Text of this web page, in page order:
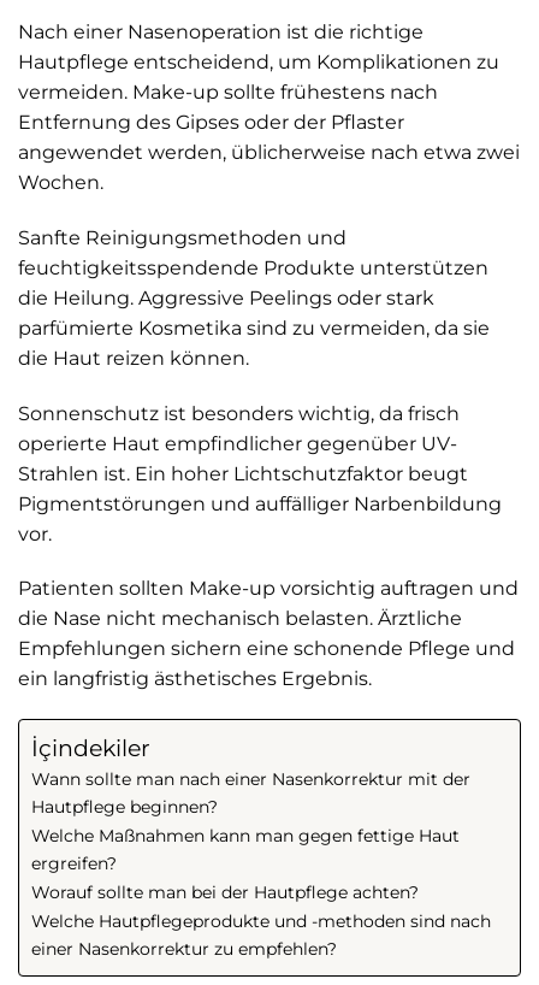
Nach einer Nasenoperation ist die richtige
Hautpflege entscheidend, um Komplikationen zu
vermeiden. Make-up sollte frühestens nach
Entfernung des Gipses oder der Pflaster
angewendet werden, üblicherweise nach etwa zwei
Wochen.
Sanfte Reinigungsmethoden und
feuchtigkeitsspendende Produkte unterstützen
die Heilung. Aggressive Peelings oder stark
parfümierte Kosmetika sind zu vermeiden, da sie
die Haut reizen können.
Sonnenschutz ist besonders wichtig, da frisch
operierte Haut empfindlicher gegenüber UV-
Strahlen ist. Ein hoher Lichtschutzfaktor beugt
Pigmentstörungen und auffälliger Narbenbildung
vor.
Patienten sollten Make-up vorsichtig auftragen und
die Nase nicht mechanisch belasten. Ärztliche
Empfehlungen sichern eine schonende Pflege und
ein langfristig ästhetisches Ergebnis.
İçindekiler
Wann sollte man nach einer Nasenkorrektur mit der
Hautpflege beginnen?
Welche Maßnahmen kann man gegen fettige Haut
ergreifen?
Worauf sollte man bei der Hautpflege achten?
Welche Hautpflegeprodukte und -methoden sind nach
einer Nasenkorrektur zu empfehlen?